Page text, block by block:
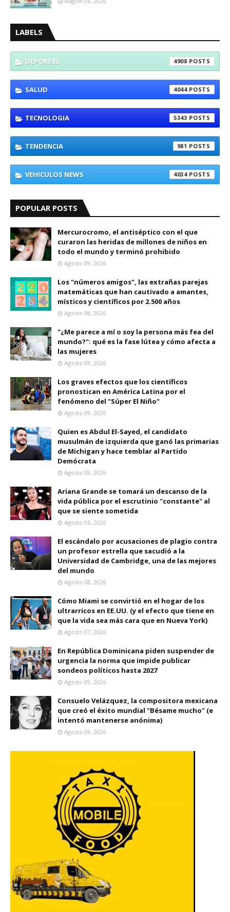
LABELS
DEPORTES 4908
SALUD 4044
TECNOLOGIA 5343
TENDENCIA 981
VEHICULOS NEWS 4034
POPULAR POSTS
Mercurocromo, el antiséptico con el que
curaron las heridas de millones de niños en
todo el mundo y terminó prohibido
Agosto 09, 2026
Los "números amigos", las extrañas parejas
matemáticas que han cautivado a amantes,
místicos y científicos por 2.500 años
Agosto 08, 2026
"¿Me parece a mí o soy la persona más fea del
mundo?": qué es la fase lútea y cómo afecta a
las mujeres
Agosto 09, 2026
Los graves efectos que los científicos
pronostican en América Latina por el
fenómeno del "Súper El Niño"
Agosto 09, 2026
Quien es Abdul El-Sayed, el candidato
musulmán de izquierda que ganó las primarias
de Michigan y hace temblar al Partido
Demócrata
Agosto 09, 2026
Ariana Grande se tomará un descanso de la
vida pública por el escrutinio "constante" al
que se siente sometida
Agosto 06, 2026
El escándalo por acusaciones de plagio contra
un profesor estrella que sacudió a la
Universidad de Cambridge, una de las mejores
del mundo
Agosto 08, 2026
Cómo Miami se convirtió en el hogar de los
ultrarricos en EE.UU. (y el efecto que tiene en
que la vida sea más cara que en Nueva York)
Agosto 07, 2026
En República Dominicana piden suspender de
urgencia la norma que impide publicar
sondeos políticos hasta 2027
Agosto 09, 2026
Consuelo Velázquez, la compositora mexicana
que creó el éxito mundial "Bésame mucho" (e
intentó mantenerse anónima)
Agosto 09, 2026